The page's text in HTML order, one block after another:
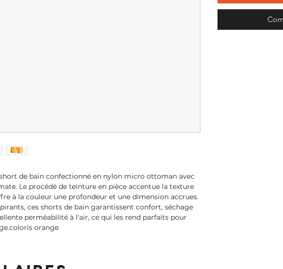
de bain confectionné en nylon micro ottoman avec
Le procédé de teinture en pièce accentue la texture
à la couleur une profondeur et une dimension accrues.
ces shorts de bain garantissent confort, séchage
perméabilité à l'air, ce qui les rend parfaits pour
orange